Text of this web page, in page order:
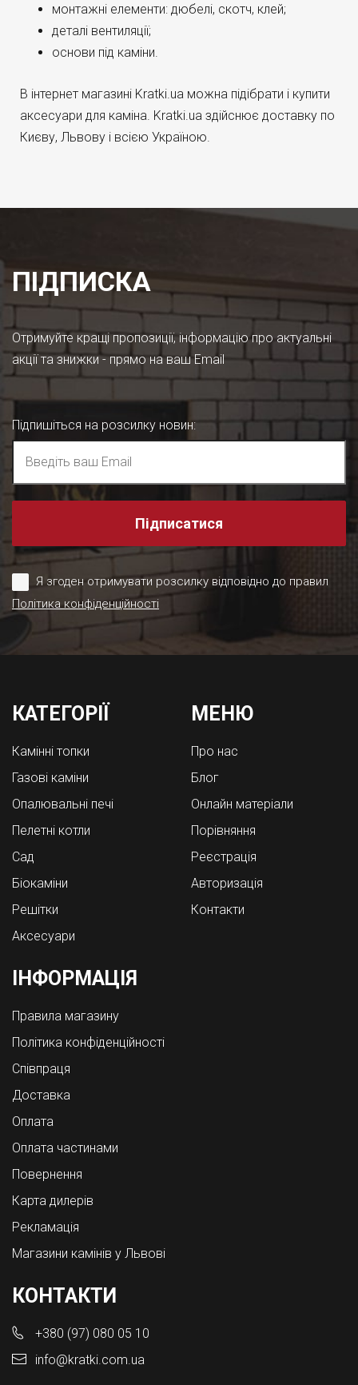
монтажні елементи: дюбелі, скотч, клей;
деталі вентиляції;
основи під каміни.
В інтернет магазині Kratki.ua можна підібрати і купити
аксесуари для каміна. Kratki.ua здійснює доставку по
Києву, Львову і всією Україною.
ПІДПИСКА
Отримуйте кращі пропозиції, інформацію про актуальні
акції та знижки - прямо на ваш Email
Підпишіться на розсилку новин:
Підписатися
Я згоден отримувати розсилку відповідно до правил
Політика конфіденційності
КАТЕГОРІЇ
Камінні топки
Газові каміни
Опалювальні печі
Пелетні котли
Cад
Біокаміни
Решітки
Аксесуари
МЕНЮ
Про нас
Блог
Онлайн матеріали
Порівняння
Реєстрація
Авторизація
Контакти
ІНФОРМАЦІЯ
Правила магазину
Політика конфіденційності
Співпраця
Доставка
Оплата
Оплата частинами
Повернення
Карта дилерів
Рекламація
Магазини камінів у Львові
КОНТАКТИ
+380 (97) 080 05 10
info@kratki.com.ua